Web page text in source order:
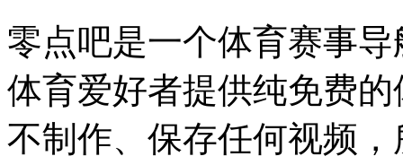
零点吧是一个体育赛事
体育爱好者提供纯免费
不制作、保存任何视频